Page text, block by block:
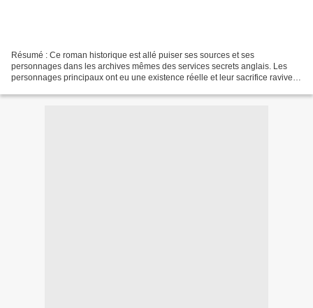
Résumé : Ce roman historique est allé puiser ses sources et ses
personnages dans les archives mêmes des services secrets anglais. Les
personnages principaux ont eu une existence réelle et leur sacrifice ravive la